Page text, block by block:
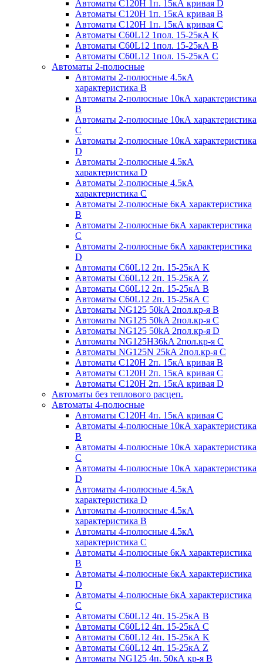
Автоматы С120H 1п. 15кА кривая D
Автоматы С120H 1п. 15кА кривая В
Автоматы С120H 1п. 15кА кривая С
Автоматы С60L12 1пол. 15-25кА K
Автоматы С60L12 1пол. 15-25кА В
Автоматы С60L12 1пол. 15-25кА С
Автоматы 2-полюсные
Автоматы 2-полюсные 4.5кА
характеристика В
Автоматы 2-полюсные 10кА характеристика
B
Автоматы 2-полюсные 10кА характеристика
C
Автоматы 2-полюсные 10кА характеристика
D
Автоматы 2-полюсные 4.5кА
характеристика D
Автоматы 2-полюсные 4.5кА
характеристика С
Автоматы 2-полюсные 6кА характеристика
B
Автоматы 2-полюсные 6кА характеристика
C
Автоматы 2-полюсные 6кА характеристика
D
Автоматы C60L12 2п. 15-25кА K
Автоматы C60L12 2п. 15-25кА Z
Автоматы C60L12 2п. 15-25кА B
Автоматы C60L12 2п. 15-25кА C
Автоматы NG125 50kA 2пол.кр-я B
Автоматы NG125 50kA 2пол.кр-я C
Автоматы NG125 50kA 2пол.кр-я D
Автоматы NG125H36kA 2пол.кр-я C
Автоматы NG125N 25kA 2пол.кр-я C
Автоматы С120H 2п. 15кА кривая B
Автоматы С120H 2п. 15кА кривая C
Автоматы С120H 2п. 15кА кривая D
Автоматы без теплового расцеп.
Автоматы 4-полюсные
Автоматы С120H 4п. 15кА кривая C
Автоматы 4-полюсные 10кА характеристика
B
Автоматы 4-полюсные 10кА характеристика
C
Автоматы 4-полюсные 10кА характеристика
D
Автоматы 4-полюсные 4.5кА
характеристика D
Автоматы 4-полюсные 4.5кА
характеристика В
Автоматы 4-полюсные 4.5кА
характеристика С
Автоматы 4-полюсные 6кА характеристика
B
Автоматы 4-полюсные 6кА характеристика
D
Автоматы 4-полюсные 6кА характеристика
С
Автоматы C60L12 4п. 15-25кА B
Автоматы C60L12 4п. 15-25кА C
Автоматы C60L12 4п. 15-25кА K
Автоматы C60L12 4п. 15-25кА Z
Автоматы NG125 4п. 50кА кр-я B